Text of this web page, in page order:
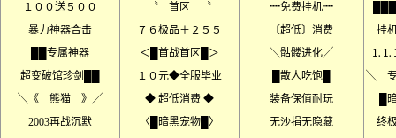
１００送５００
〝 首区 〝 ┉免费挂机┉
暴力神器合击
７６极品＋２５５ 〔超低〕消费
挂
██专属神器
＜█首战首区█＞ ╲骷髅进化╱
超变破馆珍剑██
１０元◆全服毕业 █散人吃饱█
╲
╲《 熊猫 》╱
◆ 超低消费 ◆ 装备保值耐玩
█
2003再战沉默
〈█暗黑宠物█〉 无沙捐无隐藏
终